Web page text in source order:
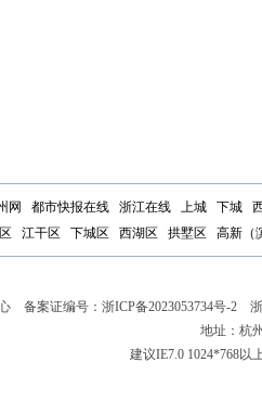
网 都市快报在线 浙江在线 上城 下城
江干区 下城区 西湖区 拱墅区 高新（
备案证编号： 浙ICP备2023053734号-2 浙
地址：杭
建议IE7.0 1024*768